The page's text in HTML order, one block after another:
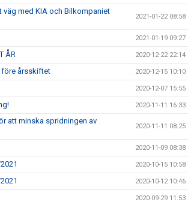
väg med KIA och Bilkompaniet
2021-01-22 08:58
2021-01-19 09:27
ÅR 2020-12-22 22:14
före årsskiftet 2020-12-15 10:10
2020-12-07 15:55
2020-11-11 16:33
att minska spridningen av
2020-11-11 08:25
2020-11-09 08:38
2020-10-15 10:58
2020-10-12 10:46
2020-09-29 11:53